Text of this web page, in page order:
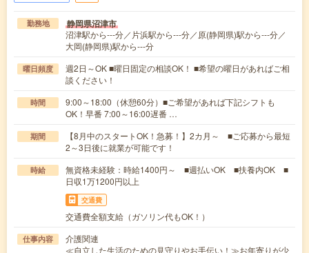
勤務地 静岡県沼津市
沼津駅から---分／片浜駅から---分／原(静岡県)駅から---分／
大岡(静岡県)駅から---分
曜日頻度
週2日～OK ■曜日固定の相談OK！ ■希望の曜日があればご相
談ください！
時間
9:00～18:00（休憩60分）■ご希望があれば下記シフトも
OK！早番 7:00～16:00遅番 …
期間
【8月中のスタートOK！急募！】2カ月～ ■ご応募から最短
2～3日後に就業が可能です！
時給
無資格未経験：時給1400円～ ■週払いOK ■扶養内OK ■
日収1万1200円以上
交通費
交通費全額支給（ガソリン代もOK！）
仕事内容
介護関連
≪自立した生活のための見守りやお手伝い！≫お年寄りが少